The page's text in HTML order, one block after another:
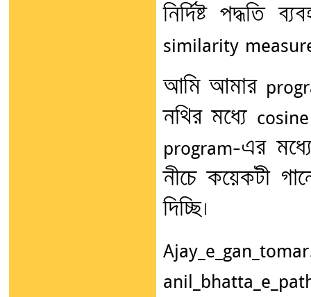
নির্দিষ্ট পদ্ধতি
similarity
আমি আমার
নথির মধ্যে
program-এর
নীচে কয়েকটী
দিচ্ছি।